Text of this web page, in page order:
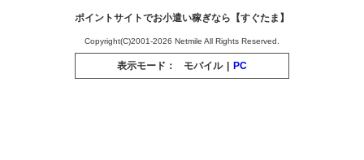
ポイントサイトでお小遣い稼ぎなら【すぐたま】
Copyright(C)2001-2026 Netmile All Rights Reserved.
表示モード： モバイル | PC